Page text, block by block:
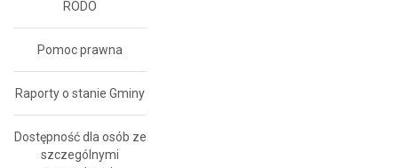
RODO
Pomoc prawna
Raporty o stanie Gminy
Dostępność dla osób ze
szczególnymi